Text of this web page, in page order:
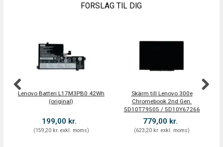
FORSLAG TIL DIG
Lenovo Batteri L17M3PB0 42Wh
(original)
199,00 kr.
(159,20 kr. exkl. moms)
Skärm till Lenovo 300e
Chromebook 2nd Gen.
5D10T79505 / 5D10Y67266
779,00 kr.
(623,20 kr. exkl. moms)